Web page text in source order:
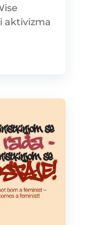
aktivizma